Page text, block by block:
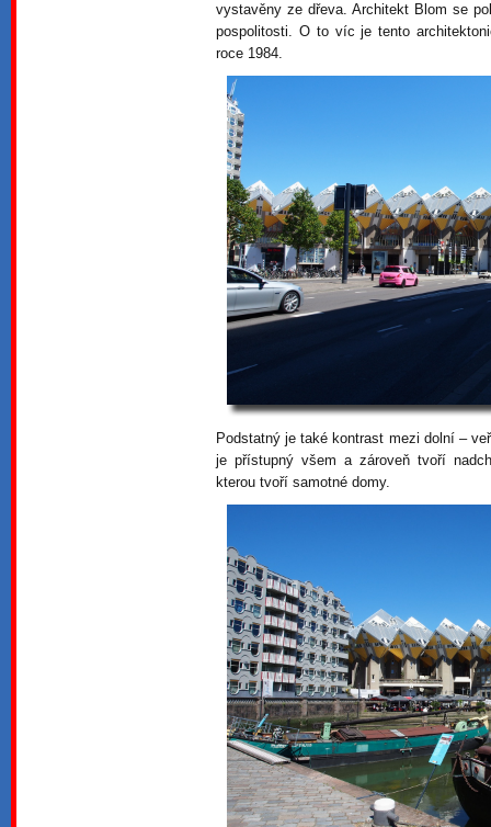
vystavěny ze dřeva. Architekt Blom se
pospolitosti. O to víc je tento
roce 1984.
Podstatný je také kontrast mezi dolní –
je přístupný všem a zároveň tvoří
kterou tvoří samotné domy.